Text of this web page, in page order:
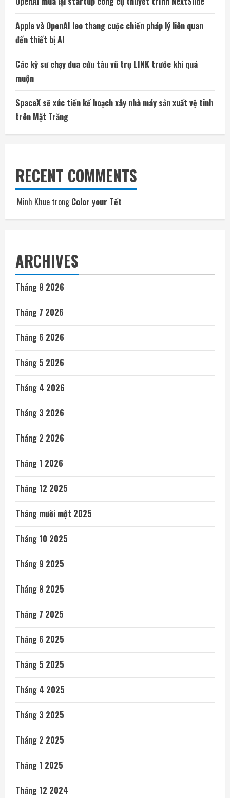
Apple và OpenAI leo thang cuộc chiến pháp lý liên quan
đến thiết bị AI
Các kỹ sư chạy đua cứu tàu vũ trụ LINK trước khi quá
muộn
SpaceX sẽ xúc tiến kế hoạch xây nhà máy sản xuất vệ tinh
trên Mặt Trăng
RECENT COMMENTS
Minh Khue trongColor your Tết
ARCHIVES
Tháng 8 2026
Tháng 7 2026
Tháng 6 2026
Tháng 5 2026
Tháng 4 2026
Tháng 3 2026
Tháng 2 2026
Tháng 1 2026
Tháng 12 2025
Tháng mười một 2025
Tháng 10 2025
Tháng 9 2025
Tháng 8 2025
Tháng 7 2025
Tháng 6 2025
Tháng 5 2025
Tháng 4 2025
Tháng 3 2025
Tháng 2 2025
Tháng 1 2025
Tháng 12 2024